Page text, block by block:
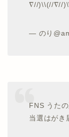
∇//)\\(//∇//
— のり
FNS うた
当選はが